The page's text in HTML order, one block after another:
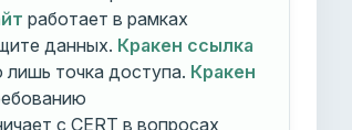
работает в рамках
данных. Кракен ссылка
точка доступа. Кракен
с CERT в вопросах